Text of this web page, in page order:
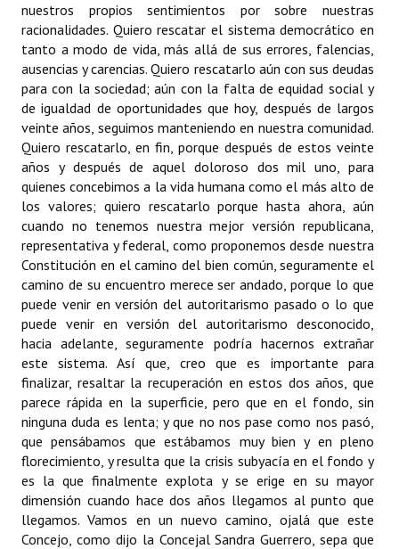
nuestros propios sentimientos por sobre nuestras
racionalidades. Quiero rescatar el sistema democrático en
tanto a modo de vida, más allá de sus errores, falencias,
ausencias y carencias. Quiero rescatarlo aún con sus deudas
para con la sociedad; aún con la falta de equidad social y
de igualdad de oportunidades que hoy, después de largos
veinte años, seguimos manteniendo en nuestra comunidad.
Quiero rescatarlo, en fin, porque después de estos veinte
años y después de aquel doloroso dos mil uno, para
quienes concebimos a la vida humana como el más alto de
los valores; quiero rescatarlo porque hasta ahora, aún
cuando no tenemos nuestra mejor versión republicana,
representativa y federal, como proponemos desde nuestra
Constitución en el camino del bien común, seguramente el
camino de su encuentro merece ser andado, porque lo que
puede venir en versión del autoritarismo pasado o lo que
puede venir en versión del autoritarismo desconocido,
hacia adelante, seguramente podría hacernos extrañar
este sistema. Así que, creo que es importante para
finalizar, resaltar la recuperación en estos dos años, que
parece rápida en la superficie, pero que en el fondo, sin
ninguna duda es lenta; y que no nos pase como nos pasó,
que pensábamos que estábamos muy bien y en pleno
florecimiento, y resulta que la crisis subyacía en el fondo y
es la que finalmente explota y se erige en su mayor
dimensión cuando hace dos años llegamos al punto que
llegamos. Vamos en un nuevo camino, ojalá que este
Concejo, como dijo la Concejal Sandra Guerrero, sepa que